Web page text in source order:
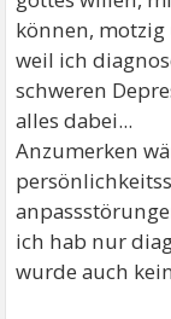
können, motzig
weil ich
schweren
alles dabei...
Anzumerken
ich hab nur
wurde auch